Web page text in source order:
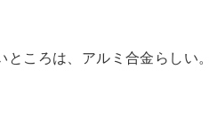
ところは、アルミ合金らしい